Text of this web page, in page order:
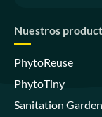
Nuestros
PhytoReuse
PhytoTiny
Sanitation Garden